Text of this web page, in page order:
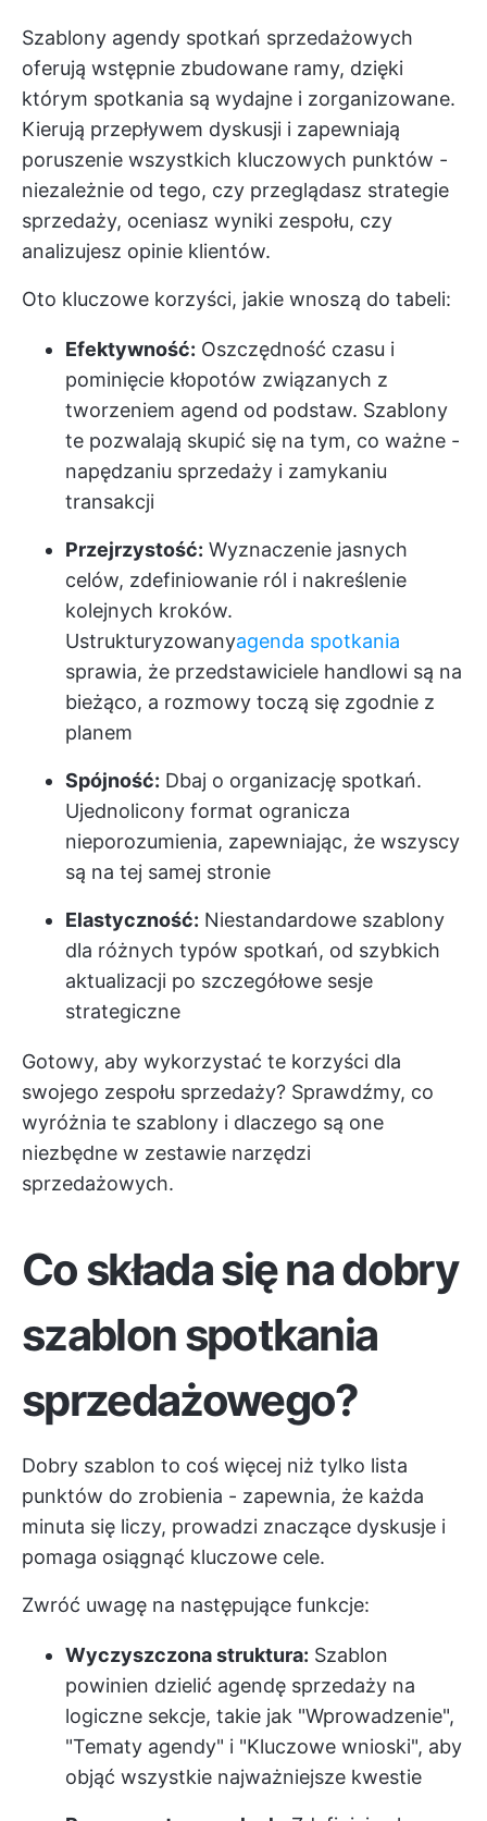
Szablony agendy spotkań sprzedażowych
oferują wstępnie zbudowane ramy, dzięki
którym spotkania są wydajne i zorganizowane.
Kierują przepływem dyskusji i zapewniają
poruszenie wszystkich kluczowych punktów -
niezależnie od tego, czy przeglądasz strategie
sprzedaży, oceniasz wyniki zespołu, czy
analizujesz opinie klientów.
Oto kluczowe korzyści, jakie wnoszą do tabeli:
Efektywność: Oszczędność czasu i
pominięcie kłopotów związanych z
tworzeniem agend od podstaw. Szablony
te pozwalają skupić się na tym, co ważne -
napędzaniu sprzedaży i zamykaniu
transakcji
Przejrzystość: Wyznaczenie jasnych
celów, zdefiniowanie ról i nakreślenie
kolejnych kroków.
Ustrukturyzowanyagenda spotkania
sprawia, że przedstawiciele handlowi są na
bieżąco, a rozmowy toczą się zgodnie z
planem
Spójność: Dbaj o organizację spotkań.
Ujednolicony format ogranicza
nieporozumienia, zapewniając, że wszyscy
są na tej samej stronie
Elastyczność: Niestandardowe szablony
dla różnych typów spotkań, od szybkich
aktualizacji po szczegółowe sesje
strategiczne
Gotowy, aby wykorzystać te korzyści dla
swojego zespołu sprzedaży? Sprawdźmy, co
wyróżnia te szablony i dlaczego są one
niezbędne w zestawie narzędzi
sprzedażowych.
Co składa się na dobry
szablon spotkania
sprzedażowego?
Dobry szablon to coś więcej niż tylko lista
punktów do zrobienia - zapewnia, że każda
minuta się liczy, prowadzi znaczące dyskusje i
pomaga osiągnąć kluczowe cele.
Zwróć uwagę na następujące funkcje:
Wyczyszczona struktura: Szablon
powinien dzielić agendę sprzedaży na
logiczne sekcje, takie jak "Wprowadzenie",
"Tematy agendy" i "Kluczowe wnioski", aby
objąć wszystkie najważniejsze kwestie